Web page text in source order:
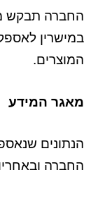
החברה תבקש
במישרין
המוצרים.
מאגר המידע
הנתונים
החברה